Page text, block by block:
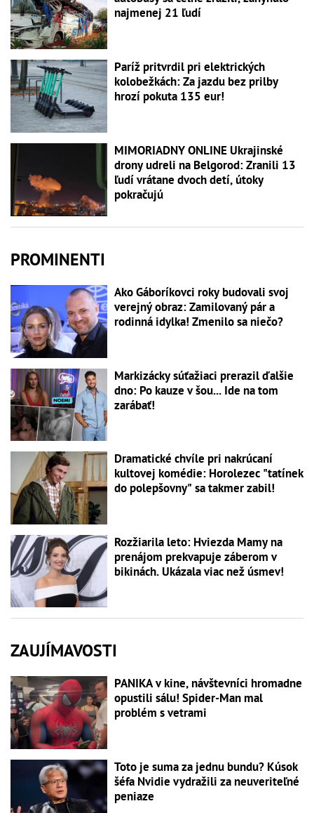
najmenej 21 ľudí
Paríž pritvrdil pri elektrických
kolobežkách: Za jazdu bez prilby
hrozí pokuta 135 eur!
MIMORIADNY ONLINE Ukrajinské
drony udreli na Belgorod: Zranili 13
ľudí vrátane dvoch detí, útoky
pokračujú
PROMINENTI
Ako Gáboríkovci roky budovali svoj
verejný obraz: Zamilovaný pár a
rodinná idylka! Zmenilo sa niečo?
Markizácky súťažiaci prerazil ďalšie
dno: Po kauze v šou... Ide na tom
zarábať!
Dramatické chvíle pri nakrúcaní
kultovej komédie: Horolezec "tatínek
do polepšovny" sa takmer zabil!
Rozžiarila leto: Hviezda Mamy na
prenájom prekvapuje záberom v
bikinách. Ukázala viac než úsmev!
ZAUJÍMAVOSTI
PANIKA v kine, návštevníci hromadne
opustili sálu! Spider-Man mal
problém s vetrami
Toto je suma za jednu bundu? Kúsok
šéfa Nvidie vydražili za neuveriteľné
peniaze